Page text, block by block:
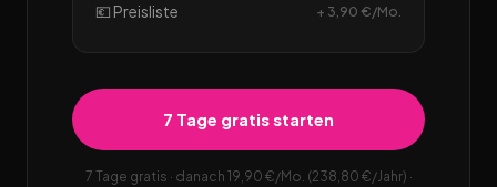
💶 Preisliste + 3,90 €/Mo.
7 Tage gratis starten
7 Tage gratis · danach 19,90 €/Mo. (238,80 €/Jahr) ·